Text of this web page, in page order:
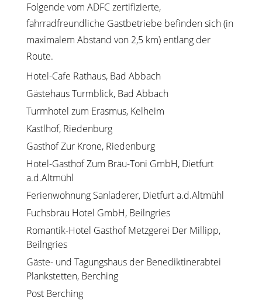
Folgende vom ADFC zertifizierte,
fahrradfreundliche Gastbetriebe befinden sich (in
maximalem Abstand von 2,5 km) entlang der
Route.
Hotel-Cafe Rathaus, Bad Abbach
Gästehaus Turmblick, Bad Abbach
Turmhotel zum Erasmus, Kelheim
Kastlhof, Riedenburg
Gasthof Zur Krone, Riedenburg
Hotel-Gasthof Zum Bräu-Toni GmbH, Dietfurt
a.d.Altmühl
Ferienwohnung Sanladerer, Dietfurt a.d.Altmühl
Fuchsbräu Hotel GmbH, Beilngries
Romantik-Hotel Gasthof Metzgerei Der Millipp,
Beilngries
Gäste- und Tagungshaus der Benediktinerabtei
Plankstetten, Berching
Post Berching